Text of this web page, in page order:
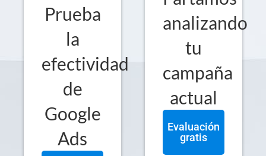
Prueba
la
efectividad
de
Google
Ads
analizando
tu
campaña
actual
Evaluación
gratis